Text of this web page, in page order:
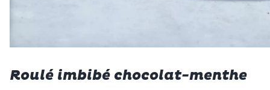
Roulé imbibé chocolat-menthe